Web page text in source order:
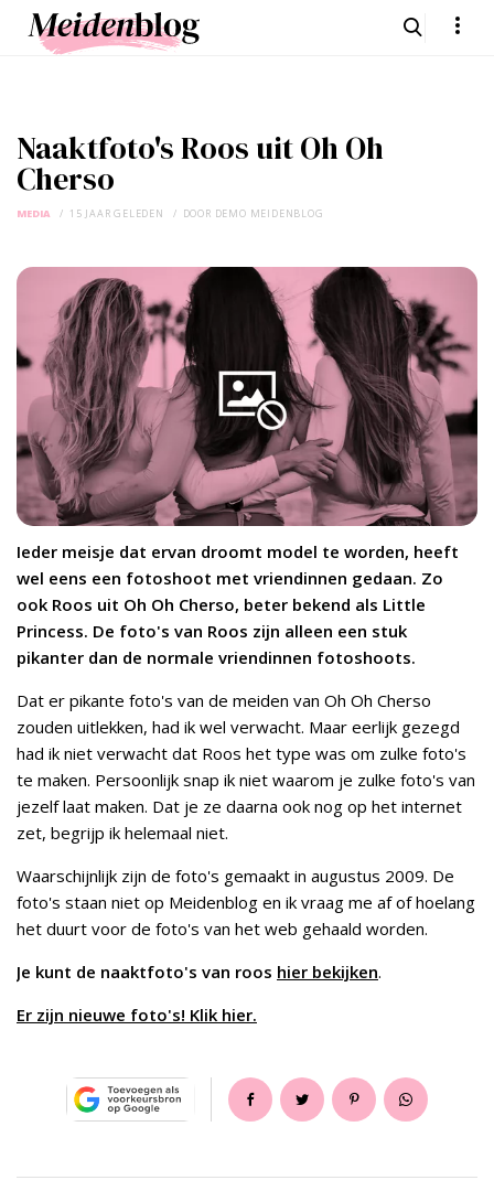
Naaktfoto's Roos uit Oh Oh
Cherso
MEDIA 15 JAAR GELEDEN DOOR DEMO MEIDENBLOG
Ieder meisje dat ervan droomt model te worden, heeft
wel eens een fotoshoot met vriendinnen gedaan. Zo
ook Roos uit Oh Oh Cherso, beter bekend als Little
Princess. De foto's van Roos zijn alleen een stuk
pikanter dan de normale vriendinnen fotoshoots.
Dat er pikante foto's van de meiden van Oh Oh Cherso
zouden uitlekken, had ik wel verwacht. Maar eerlijk gezegd
had ik niet verwacht dat Roos het type was om zulke foto's
te maken. Persoonlijk snap ik niet waarom je zulke foto's van
jezelf laat maken. Dat je ze daarna ook nog op het internet
zet, begrijp ik helemaal niet.
Waarschijnlijk zijn de foto's gemaakt in augustus 2009. De
foto's staan niet op Meidenblog en ik vraag me af of hoelang
het duurt voor de foto's van het web gehaald worden.
Je kunt de naaktfoto's van roos hier bekijken.
Er zijn nieuwe foto's! Klik hier.